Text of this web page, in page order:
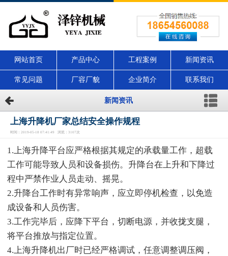
网站首页 产品中心 工程案例 新闻资讯
常见问题 厂容厂貌 企业简介 联系我们
新闻资讯
上海升降机厂家总结安全操作规程
时间：2019-05-18 07:41:49 浏览：3107次
1.上海升降平台应严格根据其规定的承载量工作，超载
工作可能导致人员和设备损伤。升降台在上升和下降过
程中严禁作业人员走动、摇晃。
2.升降台工作时有异常响声，应立即停机检查，以免造
成设备和人员伤害。
3.工作完毕后，应降下平台，切断电源，并收拢支腿，
将平台推放与指定位置。
4.上海升降机出厂时已经严格调试，任意调整调压阀，